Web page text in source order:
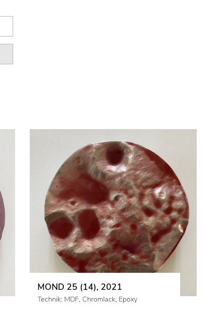
MOND 25 (14), 2021
Technik: MDF, Chromlack, Epoxy